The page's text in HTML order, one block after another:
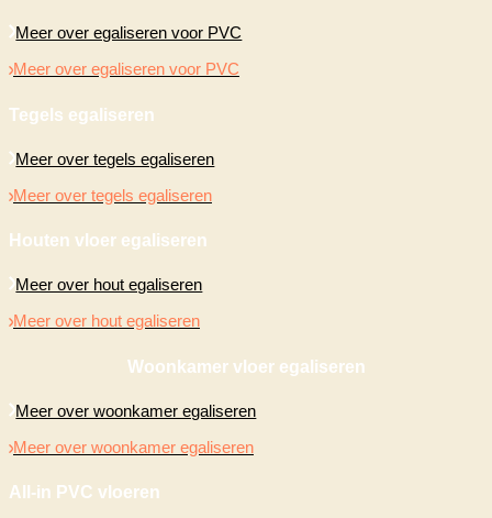
Meer over egaliseren voor PVC
Meer over egaliseren voor PVC
Tegels egaliseren
Meer over tegels egaliseren
Meer over tegels egaliseren
Houten vloer egaliseren
Meer over hout egaliseren
Meer over hout egaliseren
Woonkamer vloer egaliseren
Meer over woonkamer egaliseren
Meer over woonkamer egaliseren
All-in PVC vloeren